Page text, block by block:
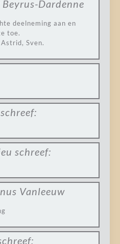
Beyrus-Dardenne
deelneming aan en
toe.
Sven.
schreef:
schreef:
Vanleeuw